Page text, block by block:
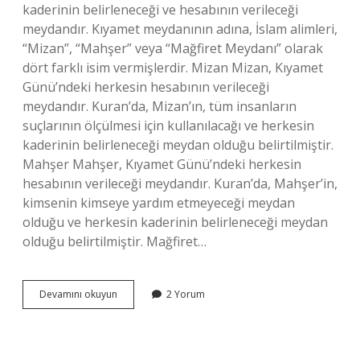
kaderinin belirleneceği ve hesabının verileceği
meydandır. Kıyamet meydanının adına, İslam alimleri,
“Mizan”, “Mahşer” veya “Mağfiret Meydanı” olarak
dört farklı isim vermişlerdir. Mizan Mizan, Kıyamet
Günü’ndeki herkesin hesabının verileceği
meydandır. Kuran’da, Mizan’ın, tüm insanların
suçlarının ölçülmesi için kullanılacağı ve herkesin
kaderinin belirleneceği meydan olduğu belirtilmiştir.
Mahşer Mahşer, Kıyamet Günü’ndeki herkesin
hesabının verileceği meydandır. Kuran’da, Mahşer’in,
kimsenin kimseye yardım etmeyeceği meydan
olduğu ve herkesin kaderinin belirleneceği meydan
olduğu belirtilmiştir. Mağfiret…
Devamını okuyun Kıyamet
meydanının
2 Yorum